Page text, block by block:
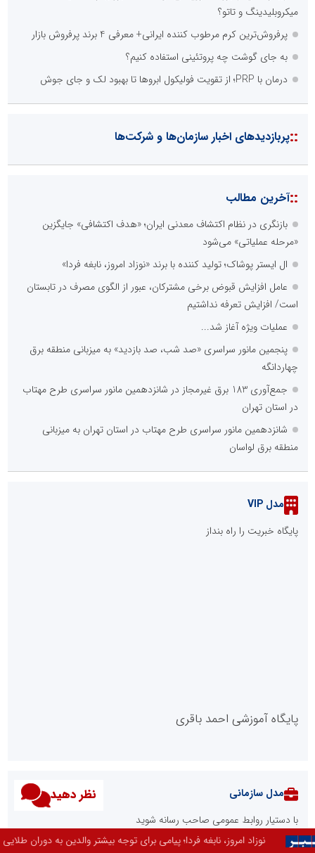
نظر دهید
میکروبلیدینگ و تاتو؟
پرفروش‌ترین کرم مرطوب کننده ایرانی+ معرفی 4 برند پرفروش بازار
به جای گوشت چه پروتئینی استفاده کنیم؟
درمان با PRP؛ از تقویت فولیکول ابروها تا بهبود لک و جای جوش
::پربازدیدهای اخبار سازمان‌ها و شرکت‌ها
::آخرین مطالب
بازنگری در نظام اکتشاف معدنی ایران؛ «هدف اکتشافی» جایگزین
«مرحله عملیاتی» می‌شود
ال ایستر پوشاک؛ تولید کننده با برند «نوزاد امروز، نابغه فردا»
عامل افزایش قبوض برخی مشترکان، عبور از الگوی مصرف در تابستان
است/ افزایش تعرفه نداشتیم
عملیات ویژه آغاز شد...
پنجمین مانور سراسری «صد شب، صد بازدید» به میزبانی منطقه برق
چهاردانگه
جمع‌آوری 183 برق غیرمجاز در شانزدهمین مانور سراسری طرح مهتاب
در استان تهران
شانزدهمین مانور سراسری طرح مهتاب در استان تهران به میزبانی
منطقه برق لواسان
مدل VIP
پایگاه خبریت را راه بنداز
پایگاه آموزشی احمد باقری
مدل سازمانی
با دستیار روابط عمومی صاحب رسانه شوید
پیامی برای توجه بیشتر والدین به دوران طلایی رشد فرزندان است. انتخاب